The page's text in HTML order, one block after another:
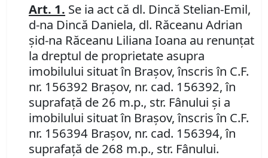
Art. 1. Se ia act că dl. Dincă Stelian-Emil,
d-na Dincă Daniela, dl. Răceanu Adrian
şid-na Răceanu Liliana Ioana au renunţat
la dreptul de proprietate asupra
imobilului situat în Braşov, înscris în C.F.
nr. 156392 Braşov, nr. cad. 156392, în
suprafaţă de 26 m.p., str. Fânului şi a
imobilului situat în Braşov, înscris în C.F.
nr. 156394 Braşov, nr. cad. 156394, în
suprafaţă de 268 m.p., str. Fânului.